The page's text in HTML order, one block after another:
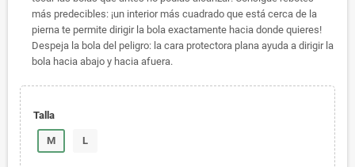
más predecibles: ¡un interior más cuadrado que está cerca de la
pierna te permite dirigir la bola exactamente hacia donde quieres!
Despeja la bola del peligro: la cara protectora plana ayuda a dirigir la
bola hacia abajo y hacia afuera.
Talla
M L